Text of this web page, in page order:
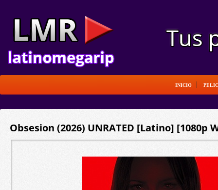
INICIO
Obsesion (2026) UNRATED [Latino] [1080p